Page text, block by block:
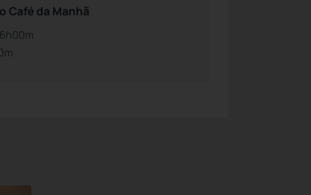
Café da Manhã